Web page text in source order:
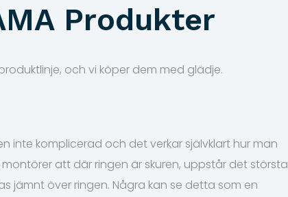
Produkter
och vi köper dem med glädje.
inte komplicerad och det verkar självklart hur man
att där ringen är skuren, uppstår det största
jämnt över ringen. Några kan se detta som en